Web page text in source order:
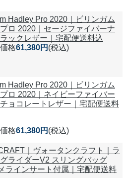
Hadley Pro 2020｜ビリンガム
ロ 2020｜セージファイバーナ
ックレザー｜宅配便送料込
格61,380円 (税込)
Hadley Pro 2020｜ビリンガム
ロ 2020｜ネイビーファイバー
ョコレートレザー｜宅配便送料
格61,380円 (税込)
｜ヴォータンクラフト｜ラ
ライダーV2 スリングバッグ
ラインサート付属｜宅配便送料